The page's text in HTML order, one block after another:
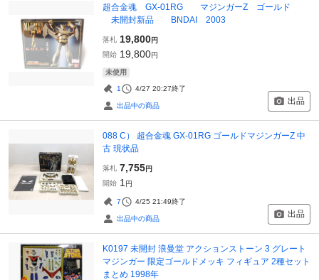
超合金魂 GX-01RG マジンガーZ ゴールド
未開封新品 BNDAI 2003
落札 19,800円
開始 19,800円
未使用
1 4/27 20:27終了
出品中の商品 出品
088 C） 超合金魂 GX-01RG ゴールドマジンガーZ 中
古 現状品
落札 7,755円
開始 1 円
7 4/25 21:49終了
出品中の商品 出品
K0197 未開封 浪曼堂 アクションストーン 3 グレート
マジンガー 限定ゴールドメッキ フィギュア 2種セット
まとめ 1998年